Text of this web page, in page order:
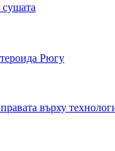
сушата
Рюгу
върху